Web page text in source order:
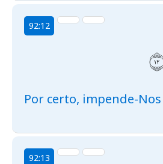
92:12
Por certo, impende-
92:13